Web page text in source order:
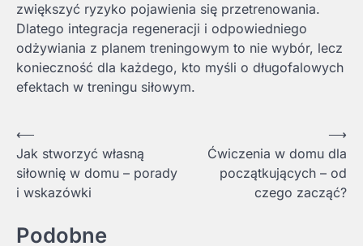
zwiększyć ryzyko pojawienia się przetrenowania.
Dlatego integracja regeneracji i odpowiedniego
odżywiania z planem treningowym to nie wybór, lecz
konieczność dla każdego, kto myśli o długofalowych
efektach w treningu siłowym.
Nawigacja
wpisu
⟵
Jak stworzyć własną
siłownię w domu – porady
i wskazówki
Ćwiczenia w domu dla
początkujących – od
czego zacząć?
⟶
Podobne